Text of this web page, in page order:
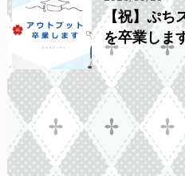
【祝】ぷち
を卒業しま